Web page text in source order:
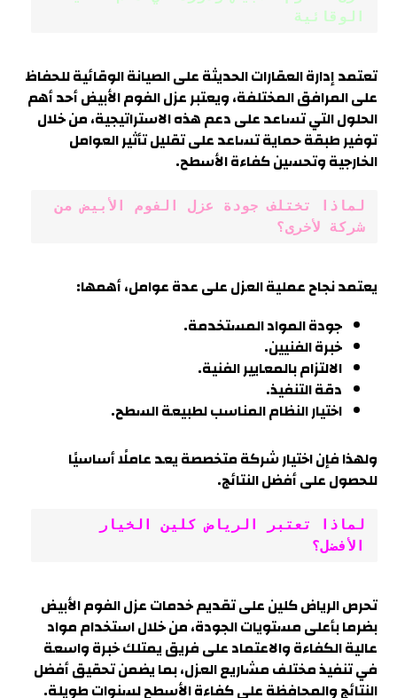
الوقائية
تعتمد إدارة العقارات الحديثة على الصيانة الوقائية للحفاظ
على المرافق المختلفة، ويعتبر عزل الفوم الأبيض أحد أهم
الحلول التي تساعد على دعم هذه الاستراتيجية، من خلال
توفير طبقة حماية تساعد على تقليل تأثير العوامل
الخارجية وتحسين كفاءة الأسطح.
لماذا تختلف جودة عزل الفوم الأبيض من
شركة لأخرى؟
يعتمد نجاح عملية العزل على عدة عوامل، أهمها:
جودة المواد المستخدمة.
خبرة الفنيين.
الالتزام بالمعايير الفنية.
دقة التنفيذ.
اختيار النظام المناسب لطبيعة السطح.
ولهذا فإن اختيار شركة متخصصة يعد عاملًا أساسيًا
للحصول على أفضل النتائج.
الأفضل؟
تحرص الرياض كلين على تقديم خدمات عزل الفوم الأبيض
بضرما بأعلى مستويات الجودة، من خلال استخدام مواد
عالية الكفاءة والاعتماد على فريق يمتلك خبرة واسعة
في تنفيذ مختلف مشاريع العزل، بما يضمن تحقيق أفضل
النتائج والمحافظة على كفاءة الأسطح لسنوات طويلة.